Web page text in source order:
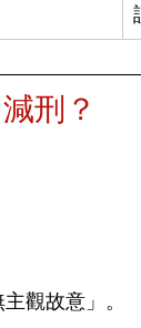
刑？
觀故意」。